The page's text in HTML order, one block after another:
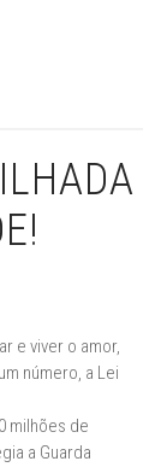
e viver o amor,
número, a Lei
milhões de
a Guarda